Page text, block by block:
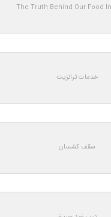
The Truth Behind Our Food
خدمات ترانزیت
سقف کشسان